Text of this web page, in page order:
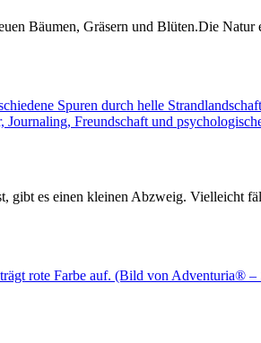
Bäumen, Gräsern und Blüten.Die
gibt es einen kleinen Abzweig. Vielleicht